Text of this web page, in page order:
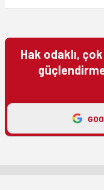
Hak odaklı,